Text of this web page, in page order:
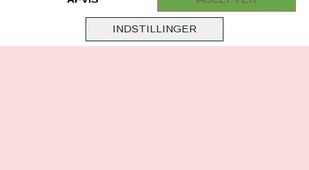
Cookie & Privatlivsoplysninger
INDSTILLINGER